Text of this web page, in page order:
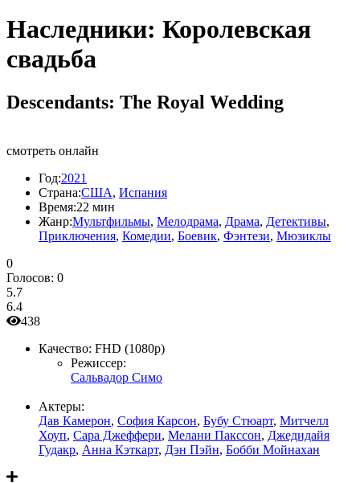
Наследники: Королевская
свадьба
Descendants: The Royal Wedding
смотреть онлайн
Год:2021
Страна:США, Испания
Время:22 мин
Жанр:Мультфильмы, Мелодрама, Драма, Детективы,
Приключения, Комедии, Боевик, Фэнтези, Мюзиклы
0
Голосов: 0
5.7
6.4
438
Качество: FHD (1080p)
Режиссер:
Сальвадор Симо
Актеры:
Дав Камерон, София Карсон, Бубу Стюарт, Митчелл
Хоуп, Сара Джеффери, Мелани Пакссон, Джедидайя
Гудакр, Анна Кэткарт, Дэн Пэйн, Бобби Мойнахан